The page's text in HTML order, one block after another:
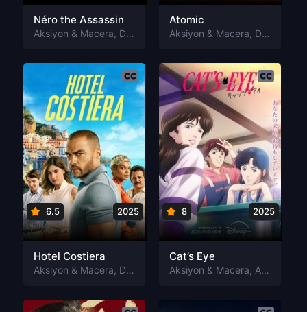
Néro the Assassin
Aksiyon & Macera, Dram
Atomic
Aksiyon & Macera, Dram
6.5 2025
Hotel Costiera
Aksiyon & Macera, Dram
8 2025
Cat’s Eye
Aksiyon & Macera, Animasyon